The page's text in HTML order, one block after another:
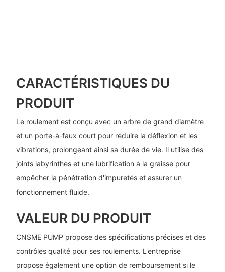
CARACTÉRISTIQUES DU
PRODUIT
Le roulement est conçu avec un arbre de grand diamètre
et un porte-à-faux court pour réduire la déflexion et les
vibrations, prolongeant ainsi sa durée de vie. Il utilise des
joints labyrinthes et une lubrification à la graisse pour
empêcher la pénétration d'impuretés et assurer un
fonctionnement fluide.
VALEUR DU PRODUIT
CNSME PUMP propose des spécifications précises et des
contrôles qualité pour ses roulements. L'entreprise
propose également une option de remboursement si le